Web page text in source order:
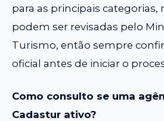
para as principais categorias,
podem ser revisadas pelo
Turismo, então sempre
oficial antes de iniciar o
Como consulto se uma
Cadastur ativo?